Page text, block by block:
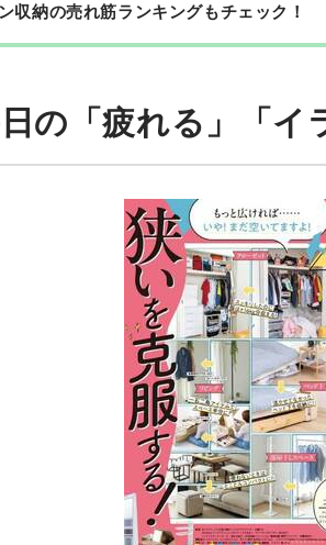
収納の売れ筋ランキングもチェック！
の「疲れる」「イ